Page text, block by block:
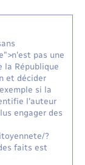
pas une
la République
et décider
si la
l'auteur
engager des
?
faits est